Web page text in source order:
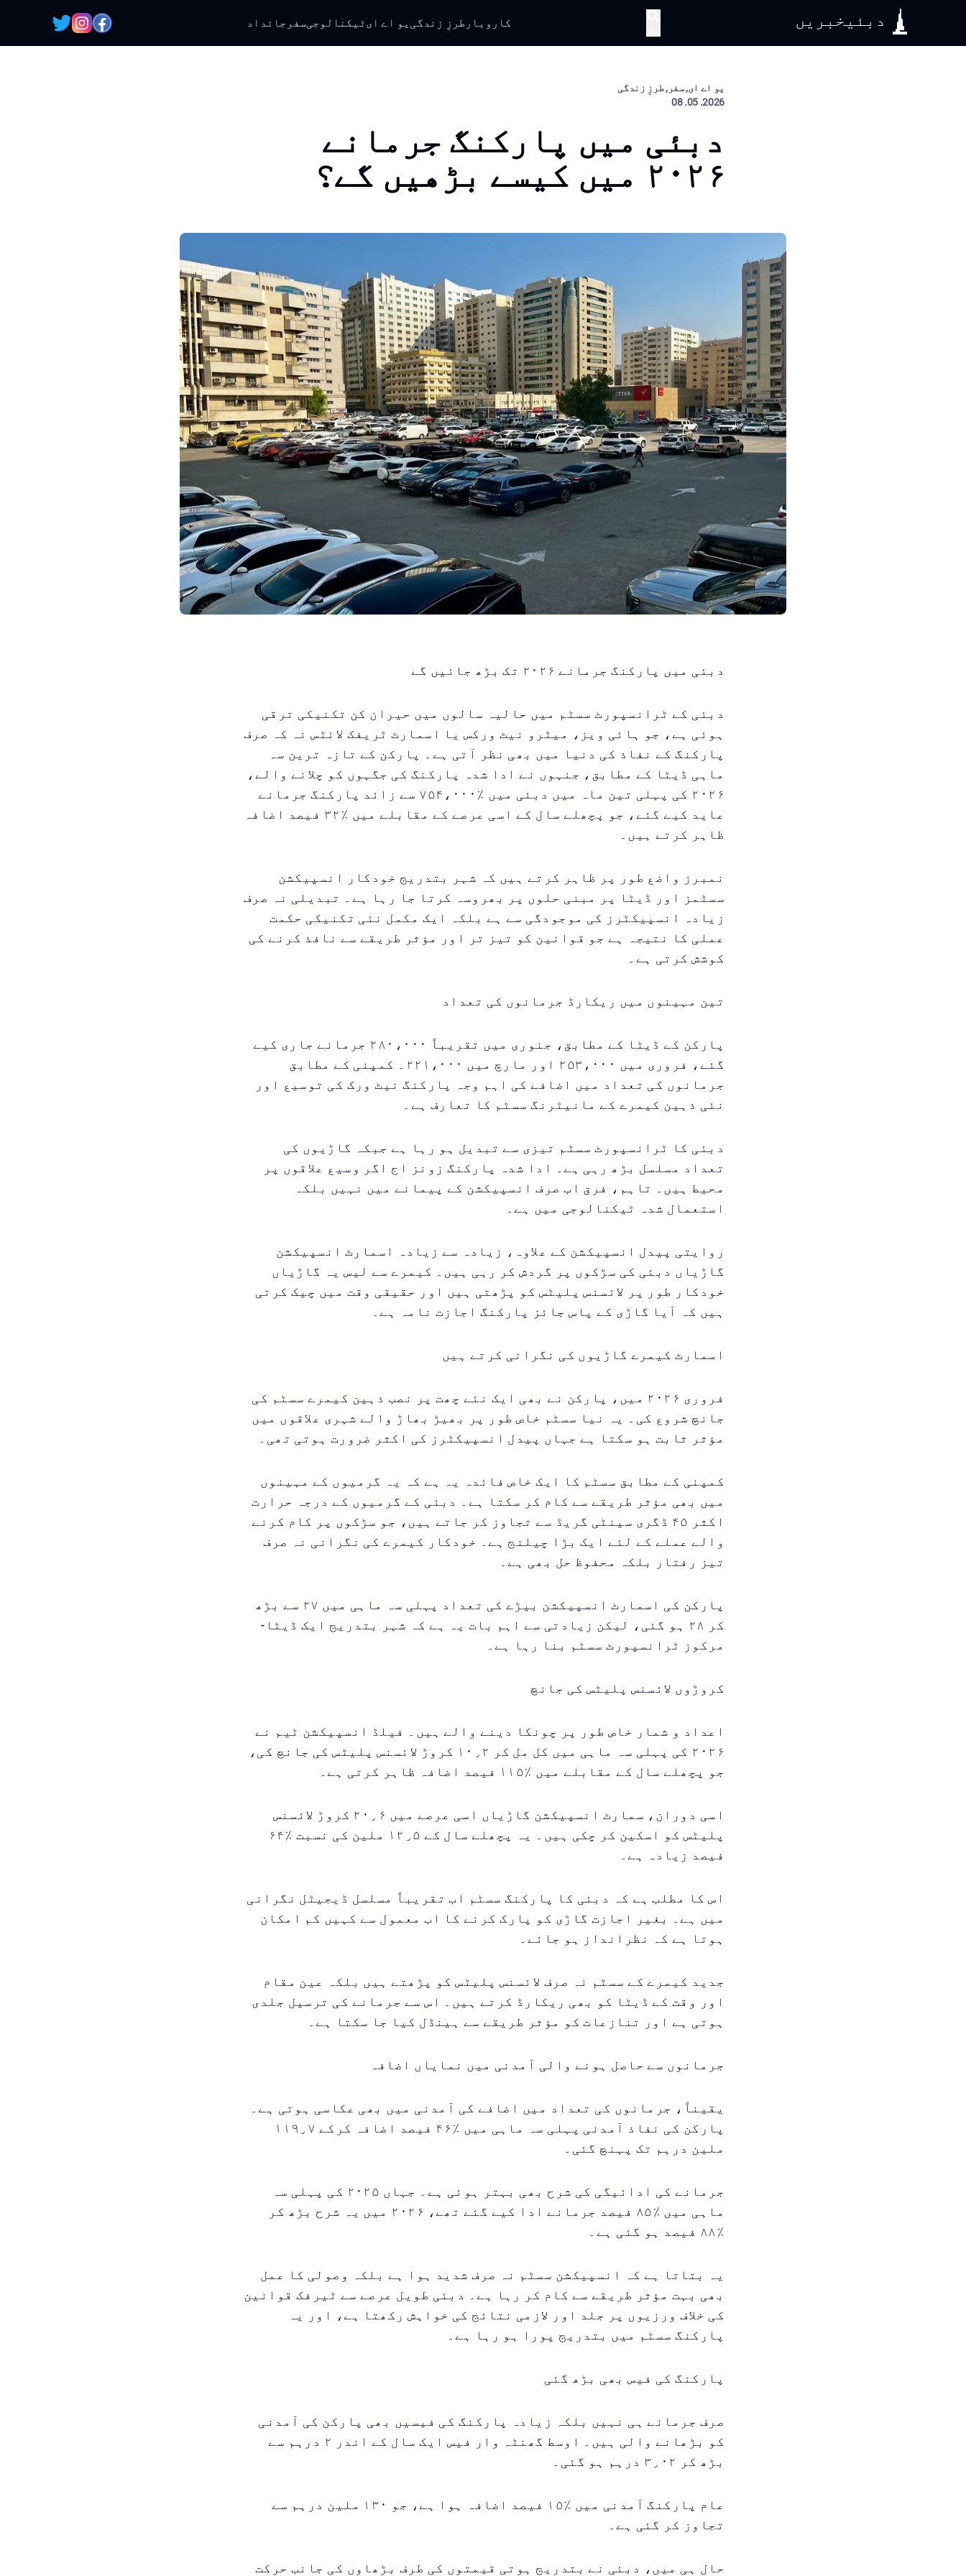
دبئیخبریں کاروبار طرزِ زندگی یو اے ایٹیکنالوجیسفر جائداد
یو اے ای, سفر, طرزِ زندگی
2026. 05. 08
دبئی میں پارکنگ جرمانے
۲۰۲۶ میں کیسے بڑھیں گے؟
دبئی میں پارکنگ جرمانے ۲۰۲۶ تک بڑھ جائیں گے
دبئی کے ٹرانسپورٹ سسٹم میں حالیہ سالوں میں حیران کن تکنیکی ترقی
ہوئی ہے، جو ہائی ویز، میٹرو نیٹ ورکس یا اسمارٹ ٹریفک لائٹس نہ کہ صرف
پارکنگ کے نفاذ کی دنیا میں بھی نظر آتی ہے۔ پارکن کے تازہ ترین سہ
ماہی ڈیٹا کے مطابق، جنہوں نے ادا شدہ پارکنگ کی جگہوں کو چلانے والے،
۲۰۲۶ کی پہلی تین ماہ میں دبئی میں ٪۷۵۴،۰۰۰ سے زائد پارکنگ جرمانے
عاید کیے گئے، جو پچھلے سال کے اسی عرصے کے مقابلے میں ٪۳۲ فیصد اضافہ
ظاہر کرتے ہیں۔
نمبرز واضع طور پر ظاہر کرتے ہیں کہ شہر بتدریج خودکار انسپیکشن
سسٹمز اور ڈیٹا پر مبنی حلوں پر بھروسہ کرتا جا رہا ہے۔ تبدیلی نہ صرف
زیادہ انسپیکٹرز کی موجودگی سے ہے بلکہ ایک مکمل نئی تکنیکی حکمت
عملی کا نتیجہ ہے جو قوانین کو تیز تر اور مؤثر طریقے سے نافذ کرنے کی
کوشش کرتی ہے۔
تین مہینوں میں ریکارڈ جرمانوں کی تعداد
پارکن کے ڈیٹا کے مطابق، جنوری میں تقریباً ۲۸۰،۰۰۰ جرمانے جاری کیے
گئے، فروری میں ۲۵۳،۰۰۰ اور مارچ میں ۲۲۱،۰۰۰۔ کمپنی کے مطابق
جرمانوں کی تعداد میں اضافے کی اہم وجہ پارکنگ نیٹ ورک کی توسیع اور
نئی ذہین کیمرے کے مانیٹرنگ سسٹم کا تعارف ہے۔
دبئی کا ٹرانسپورٹ سسٹم تیزی سے تبدیل ہو رہا ہے جبکہ گاڑیوں کی
تعداد مسلسل بڑھ رہی ہے۔ ادا شدہ پارکنگ زونز اج اگر وسیع علاقوں پر
محیط ہیں۔ تاہم، فرق اب صرف انسپیکشن کے پیمانے میں نہیں بلکہ
استعمال شدہ ٹیکنالوجی میں ہے۔
روایتی پیدل انسپیکشن کے علاوہ، زیادہ سے زیادہ اسمارٹ انسپیکشن
گاڑیاں دبئی کی سڑکوں پر گردش کر رہی ہیں۔ کیمرے سے لیس یہ گاڑیاں
خودکار طور پر لائسنس پلیٹس کو پڑھتی ہیں اور حقیقی وقت میں چیک کرتی
ہیں کہ آیا گاڑی کے پاس جائز پارکنگ اجازت نامہ ہے۔
اسمارٹ کیمرے گاڑیوں کی نگرانی کرتے ہیں
فروری ۲۰۲۶ میں، پارکن نے بھی ایک نئے چھت پر نصب ذہین کیمرے سسٹم کی
جانچ شروع کی۔ یہ نیا سسٹم خاص طور پر بھیڑ بھاڑ والے شہری علاقوں میں
مؤثر ثابت ہو سکتا ہے جہاں پیدل انسپیکٹرز کی اکثر ضرورت ہوتی تھی۔
کمپنی کے مطابق سسٹم کا ایک خاص فائدہ یہ ہے کہ یہ گرمیوں کے مہینوں
میں بھی مؤثر طریقے سے کام کر سکتا ہے۔ دبئی کے گرمیوں کے درجہ حرارت
اکثر ۴۵ ڈگری سینٹی گریڈ سے تجاوز کر جاتے ہیں، جو سڑکوں پر کام کرنے
والے عملے کے لئے ایک بڑا چیلنج ہے۔ خودکار کیمرے کی نگرانی نہ صرف
تیز رفتار بلکہ محفوظ حل بھی ہے۔
پارکن کی اسمارٹ انسپیکشن بیڑے کی تعداد پہلی سہ ماہی میں ۲۷ سے بڑھ
کر ۲۸ ہو گئی، لیکن زیادتی سے اہم بات یہ ہے کہ شہر بتدریج ایک ڈیٹا-
مرکوز ٹرانسپورٹ سسٹم بنا رہا ہے۔
کروڑوں لائسنس پلیٹس کی جانچ
اعداد و شمار خاص طور پر چونکا دینے والے ہیں۔ فیلڈ انسپیکشن ٹیم نے
۲۰۲۶ کی پہلی سہ ماہی میں کل مل کر ۱۰٫۲ کروڑ لائسنس پلیٹس کی جانچ کی،
جو پچھلے سال کے مقابلے میں ٪۱۱۵ فیصد اضافہ ظاہر کرتی ہے۔
اسی دوران، سمارٹ انسپیکشن گاڑیاں اسی عرصے میں ۲۰٫۶ کروڑ لائسنس
پلیٹس کو اسکین کر چکی ہیں۔ یہ پچھلے سال کے ۱۲٫۵ ملین کی نسبت ٪۶۴
فیصد زیادہ ہے۔
اس کا مطلب ہے کہ دبئی کا پارکنگ سسٹم اب تقریباً مسلسل ڈیجیٹل نگرانی
میں ہے۔ بغیر اجازت گاڑی کو پارک کرنے کا اب معمول سے کہیں کم امکان
ہوتا ہے کہ نظرانداز ہو جائے۔
جدید کیمرے کے سسٹم نہ صرف لائسنس پلیٹس کو پڑھتے ہیں بلکہ عین مقام
اور وقت کے ڈیٹا کو بھی ریکارڈ کرتے ہیں۔ اس سے جرمانے کی ترسیل جلدی
ہوتی ہے اور تنازعات کو مؤثر طریقے سے ہینڈل کیا جا سکتا ہے۔
جرمانوں سے حاصل ہونے والی آمدنی میں نمایاں اضافہ
یقیناً، جرمانوں کی تعداد میں اضافے کی آمدنی میں بھی عکاسی ہوتی ہے۔
پارکن کی نفاذ آمدنی پہلی سہ ماہی میں ٪۴۶ فیصد اضافہ کرکے ۱۱۹٫۷
ملین درہم تک پہنچ گئی۔
جرمانے کی ادائیگی کی شرح بھی بہتر ہوئی ہے۔ جہاں ۲۰۲۵ کی پہلی سہ
ماہی میں ٪۸۵ فیصد جرمانے ادا کیے گئے تھے، ۲۰۲۶ میں یہ شرح بڑھ کر
٪۸۸ فیصد ہو گئی ہے۔
یہ بتاتا ہے کہ انسپیکشن سسٹم نہ صرف شدید ہوا ہے بلکہ وصولی کا عمل
بھی بہت مؤثر طریقے سے کام کر رہا ہے۔ دبئی طویل عرصے سے ٹیرفک قوانین
کی خلاف ورزیوں پر جلد اور لازمی نتائج کی خواہش رکھتا ہے، اور یہ
پارکنگ سسٹم میں بتدریج پورا ہو رہا ہے۔
پارکنگ کی فیس بھی بڑھ گئی
صرف جرمانے ہی نہیں بلکہ زیادہ پارکنگ کی فیسیں بھی پارکن کی آمدنی
کو بڑھانے والی ہیں۔ اوسط گھنٹہ وار فیس ایک سال کے اندر ۲ درہم سے
بڑھ کر ۳٫۰۲ درہم ہو گئی۔
عام پارکنگ آمدنی میں ٪۱۵ فیصد اضافہ ہوا ہے، جو ۱۳۰ ملین درہم سے
تجاوز کر گئی ہے۔
حال ہی میں، دبئی نے بتدریج ہوتی قیمتوں کی طرف بڑھاوں کی جانب حرکت